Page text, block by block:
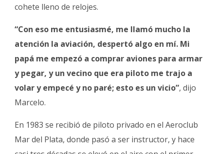
cohete lleno de relojes.
“Con eso me entusiasmé, me llamó mucho la
atención la aviación, despertó algo en mí. Mi
papá me empezó a comprar aviones para armar
y pegar, y un vecino que era piloto me trajo a
volar y empecé y no paré; esto es un vicio”, dijo
Marcelo.
En 1983 se recibió de piloto privado en el Aeroclub
Mar del Plata, donde pasó a ser instructor, y hace